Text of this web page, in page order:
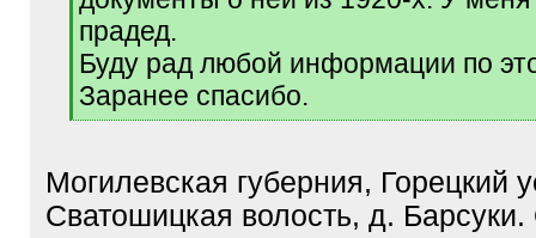
прадед.
Буду рад любой информации по
Заранее спасибо.
[
]
Могилевская губерния, Горецкий
Сватошицкая волость, д.